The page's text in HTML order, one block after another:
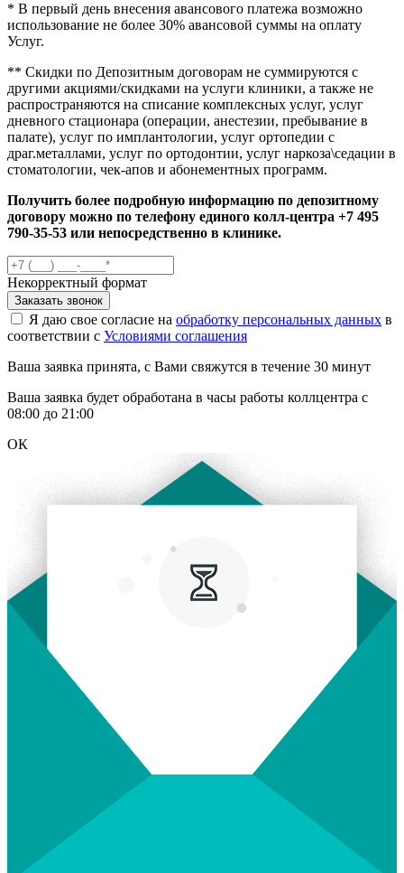
* В первый день внесения авансового платежа возможно
использование не более 30% авансовой суммы на оплату
Услуг.
** Скидки по Депозитным договорам не суммируются с
другими акциями/скидками на услуги клиники, а также не
распространяются на списание комплексных услуг, услуг
дневного стационара (операции, анестезии, пребывание в
палате), услуг по имплантологии, услуг ортопедии с
драг.металлами, услуг по ортодонтии, услуг наркоза\седации в
стоматологии, чек-апов и абонементных программ.
Получить более подробную информацию по депозитному
договору можно по телефону единого колл-центра +7 495
790-35-53 или непосредственно в клинике.
Некорректный формат
Заказать звонок
Я даю свое согласие на обработку персональных данных в
соответствии с Условиями соглашения
Ваша заявка принята, с Вами свяжутся в течение 30 минут
Ваша заявка будет обработана в часы работы коллцентра с
08:00 до 21:00
ОК